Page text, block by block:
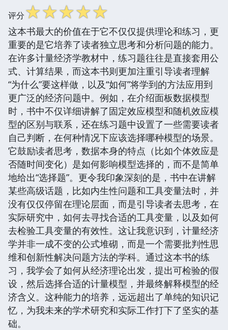
评分☆☆☆☆☆
这本书最大的价值在于它不仅仅提供理论和练习，更
重要的是它培养了读者独立思考和分析问题的能力。
在许多计量经济学教材中，练习题往往是直接套用公
式、计算结果，而这本书则更加注重引导读者理解
“为什么”要这样做，以及“如何”将学到的方法应用到
更广泛的经济问题中。例如，在介绍面板数据模型
时，书中不仅详细讲解了固定效应模型和随机效应模
型的区别与联系，还在练习题中设置了一些需要读者
自己判断，在何种情况下应该选择哪种模型的场景。
它鼓励读者思考，数据本身的特点（比如个体效应是
否随时间变化）是如何影响模型选择的，而不是简单
地给出“选择题”。更令我印象深刻的是，书中在讲解
某些高级话题，比如内生性问题和工具变量法时，并
没有仅仅停留在理论层面，而是引导读者去思考，在
实际研究中，如何去寻找合适的工具变量，以及如何
去检验工具变量的有效性。这让我意识到，计量经济
学并非一成不变的公式堆砌，而是一个需要批判性思
维和创新性解决问题方法的学科。通过这本书的练
习，我学会了如何从经济理论出发，提出可检验的假
设，然后选择合适的计量模型，并最终解释模型的经
济含义。这种能力的培养，远远超出了单纯的知识记
忆，为我未来的学术研究和实际工作打下了坚实的基
础。